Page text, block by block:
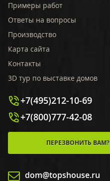
Примеры работ
Ответы на вопросы
Производство
Карта сайта
Контакты
3D тур по выставке домов
+7(495)212-10-69
+7(800)777-42-08
ПЕРЕЗВОНИТЬ ВАМ?
dom@topshouse.ru